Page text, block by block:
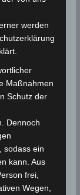
werden
Maßnahmen
Schutz der
Dennoch
sodass ein
kann. Aus
frei,
Wegen,